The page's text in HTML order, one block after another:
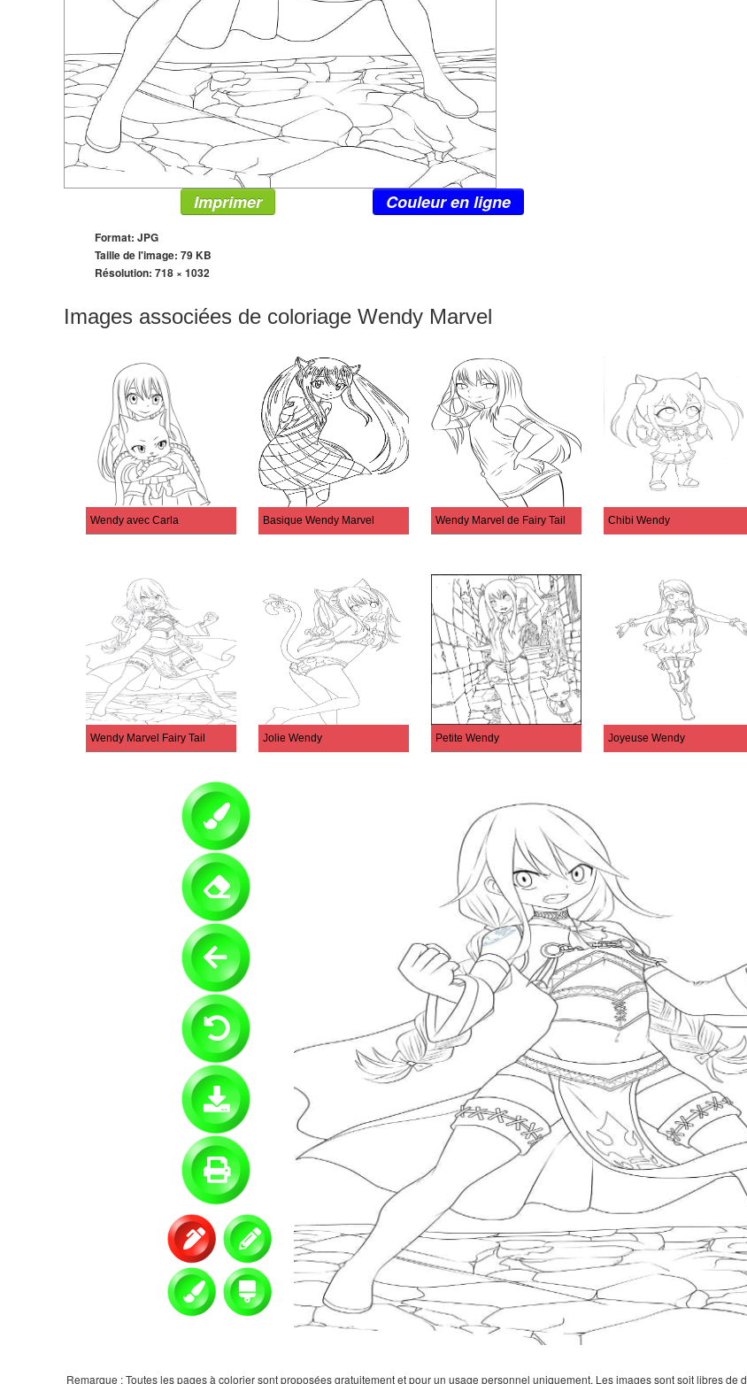
Imprimer Couleur en ligne
Format: JPG
Taille de l'image: 79 KB
Résolution: 718 × 1032
Images associées de coloriage Wendy Marvel
Wendy avec Carla Basique Wendy Marvel Wendy Marvel de Fairy Tail Chibi Wendy
Wendy Marvel Fairy Tail Jolie Wendy Petite Wendy Joyeuse Wendy
Remarque : Toutes les pages à colorier sont proposées gratuitement et pour un usage personnel uniquement. Les images sont soit libres